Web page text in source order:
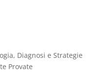
Diagnosi e Strategie
Provate